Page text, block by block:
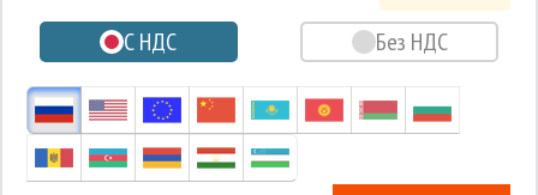
-1
С НДС Без НДС